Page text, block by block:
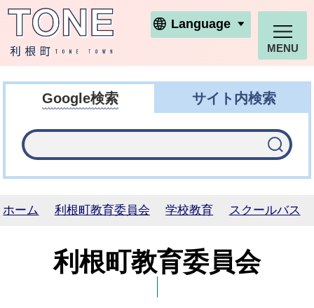
利根町ホームページ
Language
MENU
Google検索 サイト内検索
ホーム 利根町教育委員会 学校教育 スクールバス
利根町教育委員会